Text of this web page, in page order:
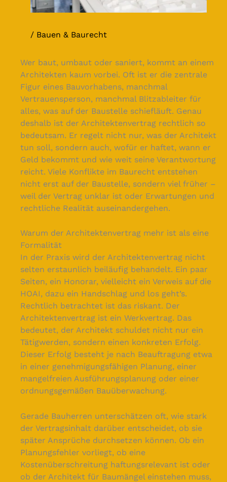
Bauen & Baurecht
Wer baut, umbaut oder saniert, kommt an einem
Architekten kaum vorbei. Oft ist er die zentrale
Figur eines Bauvorhabens, manchmal
Vertrauensperson, manchmal Blitzableiter für
alles, was auf der Baustelle schiefläuft. Genau
deshalb ist der Architektenvertrag rechtlich so
bedeutsam. Er regelt nicht nur, was der Architekt
tun soll, sondern auch, wofür er haftet, wann er
Geld bekommt und wie weit seine Verantwortung
reicht. Viele Konflikte im Baurecht entstehen
nicht erst auf der Baustelle, sondern viel früher –
weil der Vertrag unklar ist oder Erwartungen und
rechtliche Realität auseinandergehen.
Warum der Architektenvertrag mehr ist als eine
Formalität
In der Praxis wird der Architektenvertrag nicht
selten erstaunlich beiläufig behandelt. Ein paar
Seiten, ein Honorar, vielleicht ein Verweis auf die
HOAI, dazu ein Handschlag und los geht’s.
Rechtlich betrachtet ist das riskant. Der
Architektenvertrag ist ein Werkvertrag. Das
bedeutet, der Architekt schuldet nicht nur ein
Tätigwerden, sondern einen konkreten Erfolg.
Dieser Erfolg besteht je nach Beauftragung etwa
in einer genehmigungsfähigen Planung, einer
mangelfreien Ausführungsplanung oder einer
ordnungsgemäßen Bauüberwachung.
Gerade Bauherren unterschätzen oft, wie stark
der Vertragsinhalt darüber entscheidet, ob sie
später Ansprüche durchsetzen können. Ob ein
Planungsfehler vorliegt, ob eine
Kostenüberschreitung haftungsrelevant ist oder
ob der Architekt für Baumängel einstehen muss,